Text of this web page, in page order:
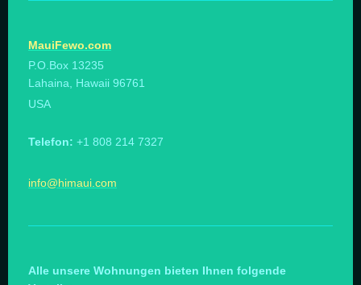
MauiFewo.com
P.O.Box 13235
Lahaina, Hawaii 96761
USA
Telefon: +1 808 214 7327
info@himaui.com
Alle unsere Wohnungen bieten Ihnen folgende